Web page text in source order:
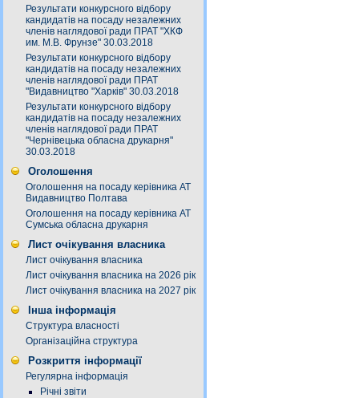
Результати конкурсного відбору
кандидатів на посаду незалежних
членів наглядової ради ПРАТ "ХКФ
им. М.В. Фрунзе" 30.03.2018
Результати конкурсного відбору
кандидатів на посаду незалежних
членів наглядової ради ПРАТ
"Видавництво "Харків" 30.03.2018
Результати конкурсного відбору
кандидатів на посаду незалежних
членів наглядової ради ПРАТ
"Чернівецька обласна друкарня"
30.03.2018
Оголошення
Оголошення на посаду керівника АТ
Видавництво Полтава
Оголошення на посаду керівника АТ
Сумська обласна друкарня
Лист очікування власника
Лист очікування власника
Лист очікування власника на 2026 рік
Лист очікування власника на 2027 рік
Інша інформація
Структура власності
Організаційна структура
Розкриття інформації
Регулярна інформація
Річні звіти